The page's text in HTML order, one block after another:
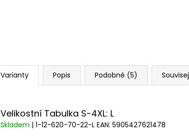
Varianty Popis Podobné (5)
Velikostní Tabulka S-4XL: L
Skladem | 1-12-620-70-22-L EAN: 5905427621478